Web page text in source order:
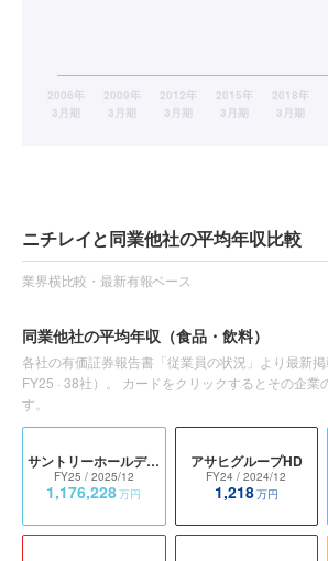
ニチレイと同業他社の平均年収比較
業界横比較・最新有報ベース
同業他社の平均年収 （食品・飲料）
各社の有価証券報告書「従業員の状況」より最新
FY25 · 38社）。 カードをクリックするとその企業
す。
サントリーホールディングス
FY25 / 2025/12
1,176,228万円
アサヒグループHD
FY24 / 2024/12
1,218万円